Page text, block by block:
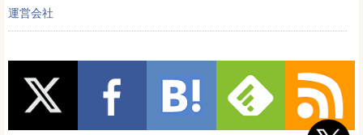
運営会社